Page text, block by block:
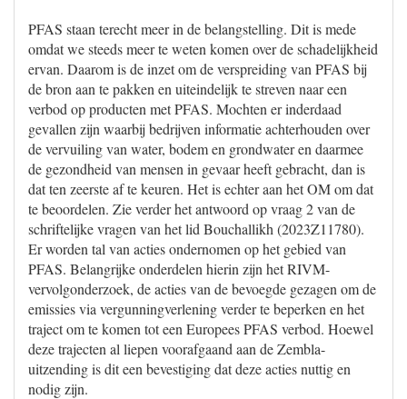
PFAS staan terecht meer in de belangstelling. Dit is mede
omdat we steeds meer te weten komen over de schadelijkheid
ervan. Daarom is de inzet om de verspreiding van PFAS bij
de bron aan te pakken en uiteindelijk te streven naar een
verbod op producten met PFAS. Mochten er inderdaad
gevallen zijn waarbij bedrijven informatie achterhouden over
de vervuiling van water, bodem en grondwater en daarmee
de gezondheid van mensen in gevaar heeft gebracht, dan is
dat ten zeerste af te keuren. Het is echter aan het OM om dat
te beoordelen. Zie verder het antwoord op vraag 2 van de
schriftelijke vragen van het lid Bouchallikh (2023Z11780).
Er worden tal van acties ondernomen op het gebied van
PFAS. Belangrijke onderdelen hierin zijn het RIVM-
vervolgonderzoek, de acties van de bevoegde gezagen om de
emissies via vergunningverlening verder te beperken en het
traject om te komen tot een Europees PFAS verbod. Hoewel
deze trajecten al liepen voorafgaand aan de Zembla-
uitzending is dit een bevestiging dat deze acties nuttig en
nodig zijn.